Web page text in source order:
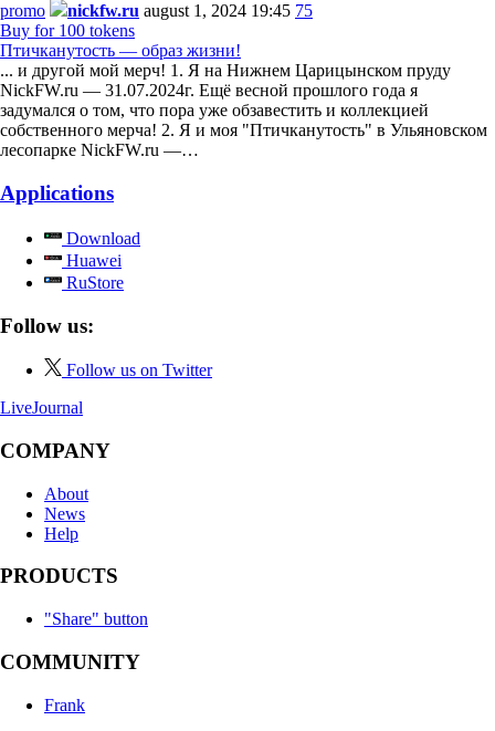
promo nickfw.ru august 1, 2024 19:45 75
Buy for 100 tokens
Птичканутость — образ жизни!
... и другой мой мерч! 1. Я на Нижнем Царицынском пруду
NickFW.ru — 31.07.2024г. Ещё весной прошлого года я
задумался о том, что пора уже обзавестить и коллекцией
собственного мерча! 2. Я и моя "Птичканутость" в Ульяновском
лесопарке NickFW.ru —…
Applications
Download
Huawei
RuStore
Follow us:
Follow us on Twitter
LiveJournal
COMPANY
About
News
Help
PRODUCTS
"Share" button
COMMUNITY
Frank